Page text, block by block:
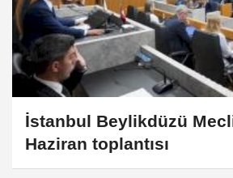
İstanbul Beylikdüzü
Haziran toplantısı